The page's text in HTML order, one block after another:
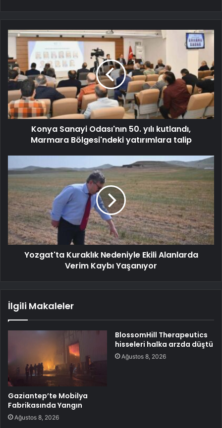
Konya Sanayi Odası'nın 50. yılı kutlandı,
Marmara Bölgesi'ndeki yatırımlara talip
Yozgat'ta Kuraklık Nedeniyle Ekili Alanlarda
Verim Kaybı Yaşanıyor
İlgili Makaleler
Gaziantep’te Mobilya
Fabrikasında Yangın
Ağustos 8, 2026
BlossomHill Therapeutics
hisseleri halka arzda düştü
Ağustos 8, 2026